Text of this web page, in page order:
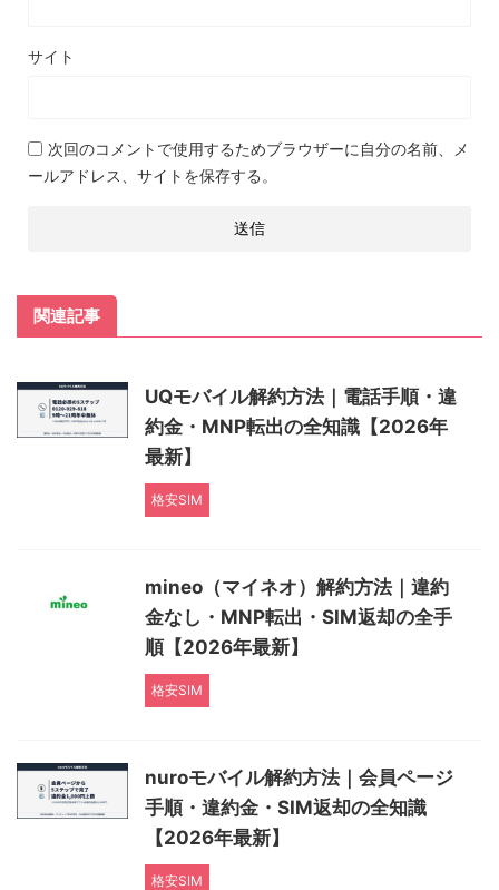
サイト
次回のコメントで使用するためブラウザーに自分の名前、メ
ールアドレス、サイトを保存する。
関連記事
UQモバイル解約方法｜電話手順・違
約金・MNP転出の全知識【2026年
最新】
格安SIM
mineo（マイネオ）解約方法｜違約
金なし・MNP転出・SIM返却の全手
順【2026年最新】
格安SIM
nuroモバイル解約方法｜会員ページ
手順・違約金・SIM返却の全知識
【2026年最新】
格安SIM